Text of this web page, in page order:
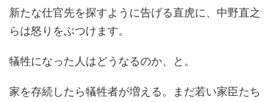
新たな仕官先を探すように告げる直虎に、中野直之
らは怒りをぶつけます。
犠牲になった人はどうなるのか、と。
家を存続したら犠牲者が増える。まだ若い家臣たち